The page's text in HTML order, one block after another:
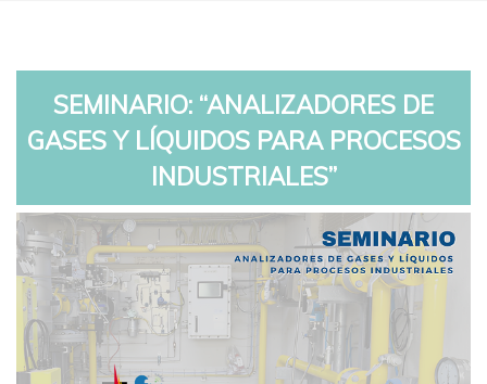
SEMINARIO: “ANALIZADORES DE
GASES Y LÍQUIDOS PARA PROCESOS
INDUSTRIALES”